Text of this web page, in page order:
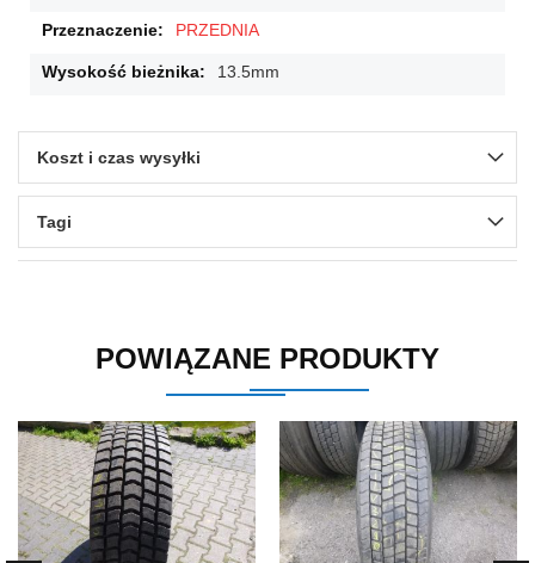
PRZEDNIA
13.5mm
Koszt i czas wysyłki
Tagi
POWIĄZANE PRODUKTY